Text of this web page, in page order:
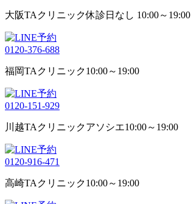
大阪TAクリニック休診日なし 10:00～19:00
0120-376-688
福岡TAクリニック10:00～19:00
0120-151-929
川越TAクリニックアソシエ10:00～19:00
0120-916-471
高崎TAクリニック10:00～19:00